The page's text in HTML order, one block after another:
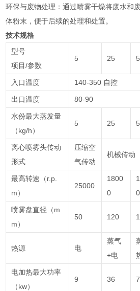
环保与废物处理‌：通过喷雾干燥将废水和
体粉末，便于后续的处理和处置‌。
技术规格
型号
项目/参数
5 25
入口温度 140-350 自控
出口温度 80-90
水份最大蒸发量
（kg/h）
5 25
离心喷雾头传动
形式
压缩空
气传动
机械传动
最高转速（r.p.
m）
25000
1800
0
0
喷雾盘直径（m
m）
50 120
热源 电
蒸气
+电
电加热最大功率
（kw）
9 36